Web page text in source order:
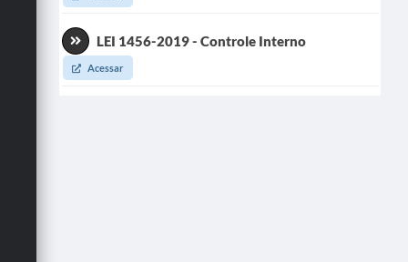
LEI 1456-2019 - Controle Interno
Acessar